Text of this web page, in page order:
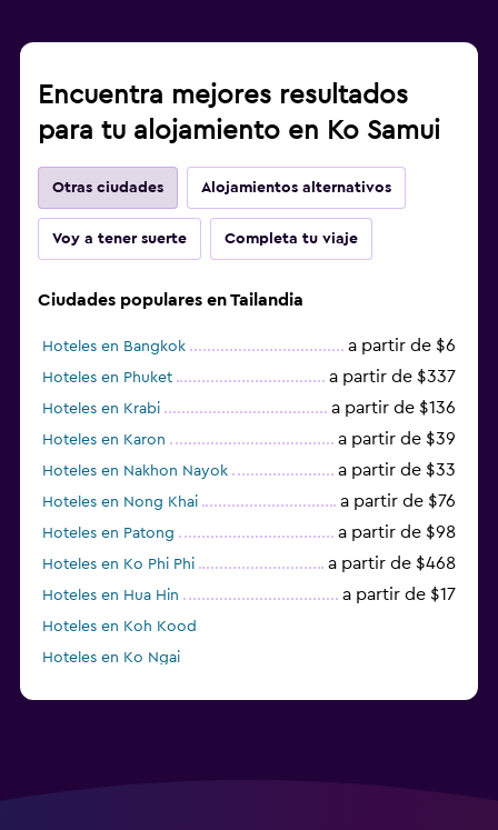
Encuentra mejores resultados
para tu alojamiento en Ko Samui
Otras ciudades Alojamientos alternativos
Voy a tener suerte Completa tu viaje
Ciudades populares en Tailandia
Hoteles en Bangkok a partir de $6
Hoteles en Phuket a partir de $337
Hoteles en Krabi a partir de $136
Hoteles en Karon a partir de $39
Hoteles en Nakhon Nayok a partir de $33
Hoteles en Nong Khai a partir de $76
Hoteles en Patong a partir de $98
Hoteles en Ko Phi Phi a partir de $468
Hoteles en Hua Hin a partir de $17
Hoteles en Koh Kood
Hoteles en Ko Ngai